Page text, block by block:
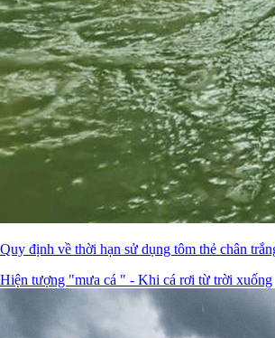
Quy định về thời hạn sử dụng tôm thẻ chân
Hiện tượng "mưa cá " - Khi cá rơi từ trời xuống